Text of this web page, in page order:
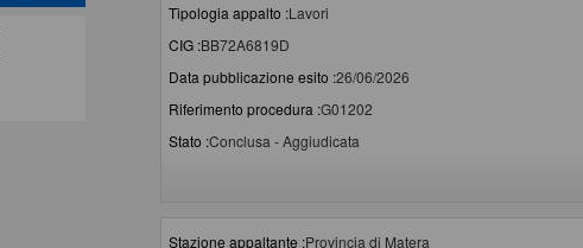
Tipologia appalto :Lavori
CIG :BB72A6819D
Data pubblicazione esito :26/06/2026
Riferimento procedura :G01202
Stato :Conclusa - Aggiudicata
Stazione appaltante :Provincia di Matera